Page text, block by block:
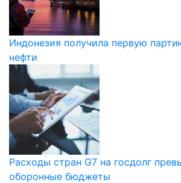
Индонезия получила первую
нефти
Расходы стран G7 на госдолг
оборонные бюджеты